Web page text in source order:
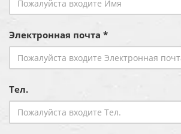
Электронная почта *
Тел.